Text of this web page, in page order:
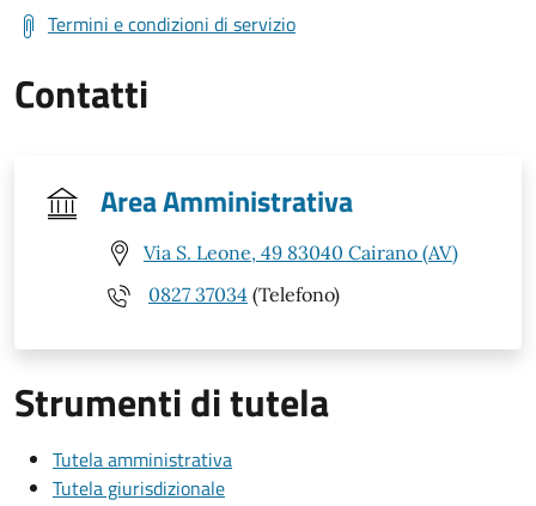
Termini e condizioni di servizio
Contatti
Area Amministrativa
Via S. Leone, 49 83040 Cairano (AV)
0827 37034 (Telefono)
Strumenti di tutela
Tutela amministrativa
Tutela giurisdizionale